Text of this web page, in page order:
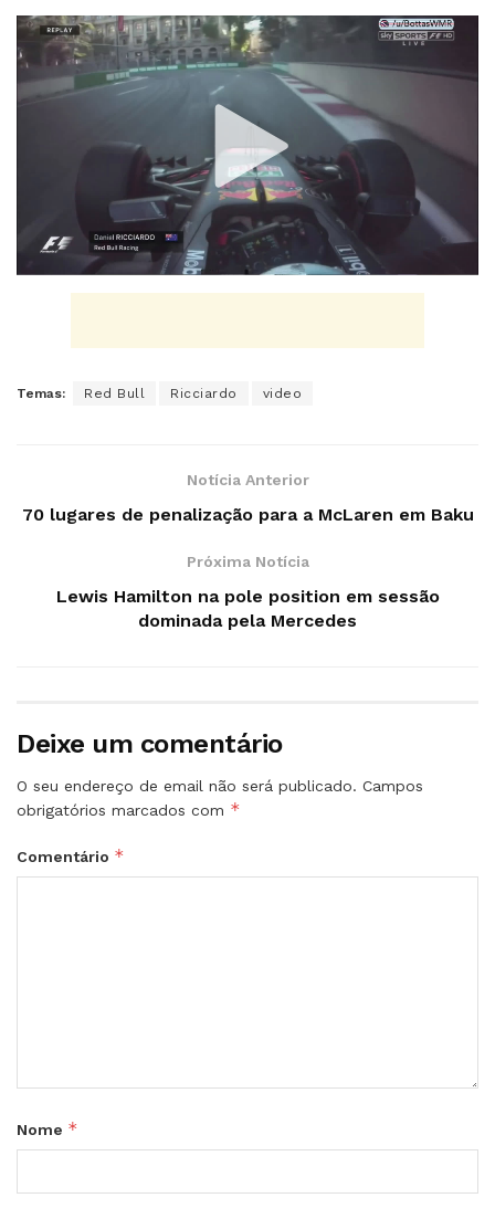
Temas: Red Bull Ricciardo video
Notícia Anterior
70 lugares de penalização para a McLaren em Baku
Próxima Notícia
Lewis Hamilton na pole position em sessão
dominada pela Mercedes
Deixe um comentário
O seu endereço de email não será publicado. Campos
obrigatórios marcados com *
Comentário *
Nome *